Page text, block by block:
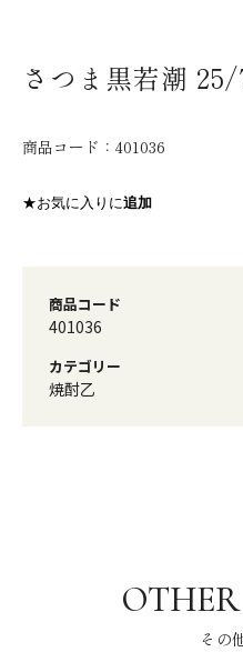
さつま黒若潮
商品コード： 401036
★お気に入りに追加
商品コード
401036
カテゴリー
焼酎乙
その